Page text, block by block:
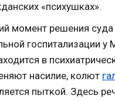
«психушках».
момент решения суда
госпитализации у
в
насилие, колют
пыткой. Здесь